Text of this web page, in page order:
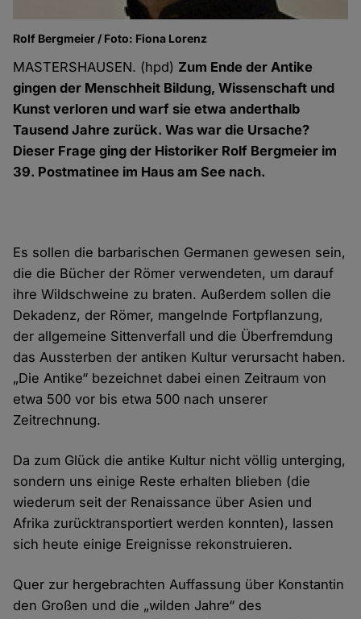
Rolf Bergmeier / Foto: Fiona Lorenz
MASTERSHAUSEN. (hpd) Zum Ende der Antike
gingen der Menschheit Bildung, Wissenschaft und
Kunst verloren und warf sie etwa anderthalb
Tausend Jahre zurück. Was war die Ursache?
Dieser Frage ging der Historiker Rolf Bergmeier im
39. Postmatinee im Haus am See nach.
Es sollen die barbarischen Germanen gewesen sein,
die die Bücher der Römer verwendeten, um darauf
ihre Wildschweine zu braten. Außerdem sollen die
Dekadenz, der Römer, mangelnde Fortpflanzung,
der allgemeine Sittenverfall und die Überfremdung
das Aussterben der antiken Kultur verursacht haben.
„Die Antike“ bezeichnet dabei einen Zeitraum von
etwa 500 vor bis etwa 500 nach unserer
Zeitrechnung.
Da zum Glück die antike Kultur nicht völlig unterging,
sondern uns einige Reste erhalten blieben (die
wiederum seit der Renaissance über Asien und
Afrika zurücktransportiert werden konnten), lassen
sich heute einige Ereignisse rekonstruieren.
Quer zur hergebrachten Auffassung über Konstantin
den Großen und die „wilden Jahre“ des